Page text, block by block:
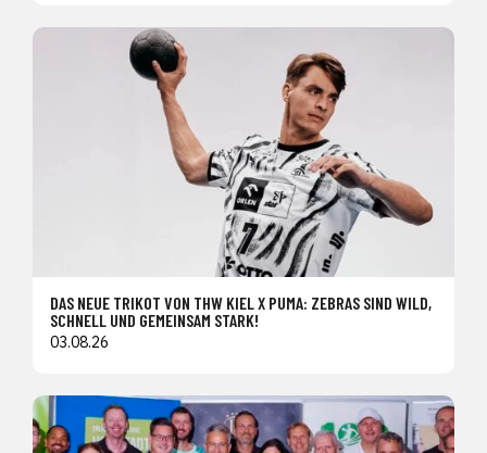
DAS NEUE TRIKOT VON THW KIEL X PUMA: ZEBRAS SIND WILD,
SCHNELL UND GEMEINSAM STARK!
03.08.26